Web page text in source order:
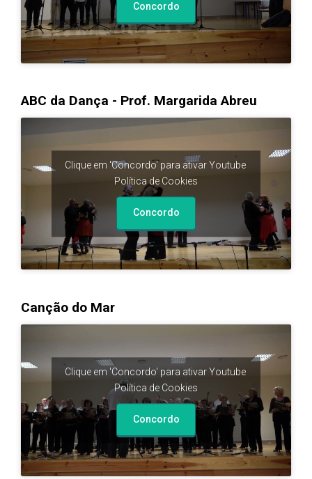
Concordo
ABC da Dança - Prof. Margarida Abreu
Clique em 'Concordo' para ativar Youtube
Política de Cookies
Concordo
Canção do Mar
Clique em 'Concordo' para ativar Youtube
Política de Cookies
Concordo